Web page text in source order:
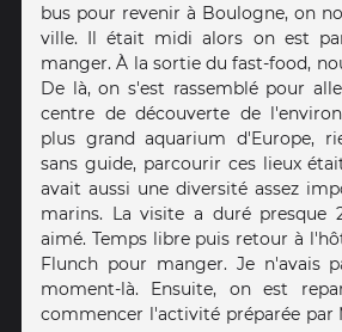
bus pour revenir à Boulogne, on
ville. Il était midi alors on est
manger. À la sortie du fast-food,
De là, on s'est rassemblé pour
centre de découverte de
plus grand aquarium d'Europe,
sans guide, parcourir ces lieux
avait aussi une diversité assez
marins. La visite a duré presque
aimé. Temps libre puis retour à
Flunch pour manger. Je n'avais
moment-là. Ensuite, on est
commencer l'activité préparée par